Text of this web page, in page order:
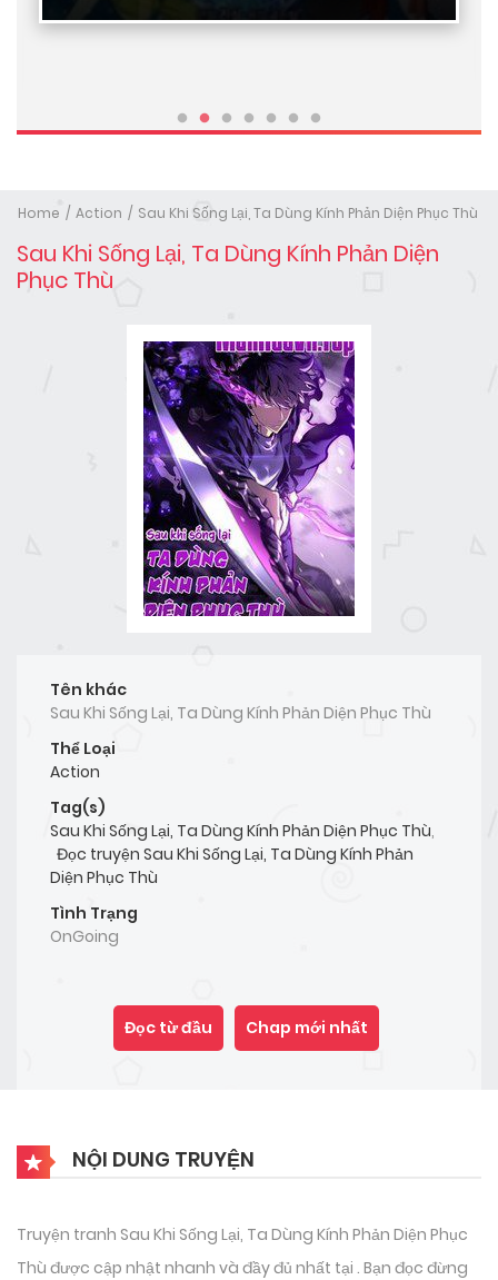
Home Action Sau Khi Sống Lại, Ta Dùng Kính Phản Diện Phục Thù
Sau Khi Sống Lại, Ta Dùng Kính Phản Diện
Phục Thù
Tên khác
Sau Khi Sống Lại, Ta Dùng Kính Phản Diện Phục Thù
Thể Loại
Action
Tag(s)
Sau Khi Sống Lại, Ta Dùng Kính Phản Diện Phục Thù,
Đọc truyện Sau Khi Sống Lại, Ta Dùng Kính Phản
Diện Phục Thù
Tình Trạng
OnGoing
Đọc từ đầu Chap mới nhất
NỘI DUNG TRUYỆN
Truyện tranh Sau Khi Sống Lại, Ta Dùng Kính Phản Diện Phục
Thù được cập nhật nhanh và đầy đủ nhất tại . Bạn đọc đừng